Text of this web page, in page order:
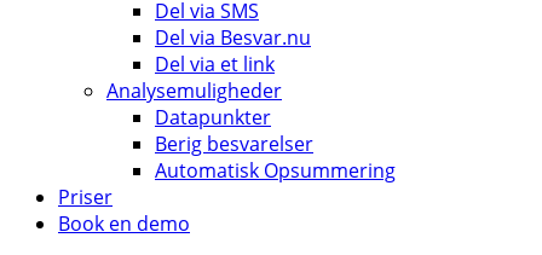
Del via SMS
Del via Besvar.nu
Del via et link
Analysemuligheder
Datapunkter
Berig besvarelser
Automatisk Opsummering
Priser
Book en demo